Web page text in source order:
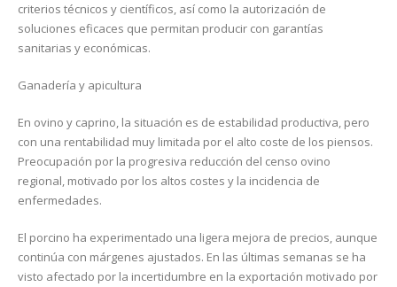
criterios técnicos y científicos, así como la autorización de
soluciones eficaces que permitan producir con garantías
sanitarias y económicas.
Ganadería y apicultura
En ovino y caprino, la situación es de estabilidad productiva, pero
con una rentabilidad muy limitada por el alto coste de los piensos.
Preocupación por la progresiva reducción del censo ovino
regional, motivado por los altos costes y la incidencia de
enfermedades.
El porcino ha experimentado una ligera mejora de precios, aunque
continúa con márgenes ajustados. En las últimas semanas se ha
visto afectado por la incertidumbre en la exportación motivado por